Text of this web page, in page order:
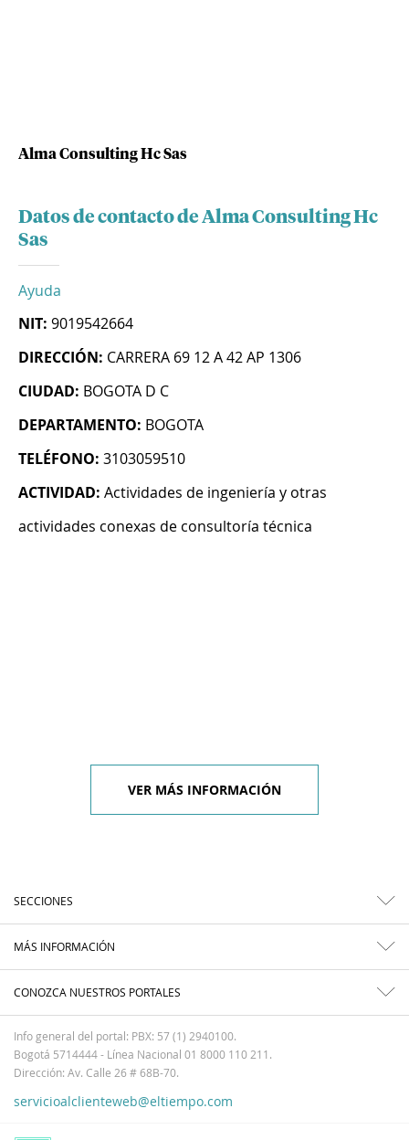
Alma Consulting Hc Sas
Datos de contacto de Alma Consulting Hc
Sas
Ayuda
NIT: 9019542664
DIRECCIÓN: CARRERA 69 12 A 42 AP 1306
CIUDAD: BOGOTA D C
DEPARTAMENTO: BOGOTA
TELÉFONO: 3103059510
ACTIVIDAD: Actividades de ingeniería y otras
actividades conexas de consultoría técnica
VER MÁS INFORMACIÓN
SECCIONES
MÁS INFORMACIÓN
CONOZCA NUESTROS PORTALES
Info general del portal: PBX: 57 (1) 2940100.
Bogotá 5714444 - Línea Nacional 01 8000 110 211.
Dirección: Av. Calle 26 # 68B-70.
servicioalclienteweb@eltiempo.com